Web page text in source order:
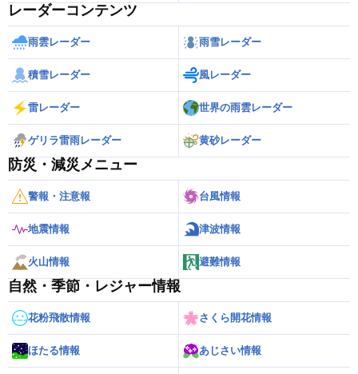
レーダーコンテンツ
雨雲レーダー 雨雪レーダー
積雪レーダー 風レーダー
雷レーダー 世界の雨雲レーダー
ゲリラ雷雨レーダー 黄砂レーダー
防災・減災メニュー
警報・注意報 台風情報
地震情報 津波情報
火山情報 避難情報
自然・季節・レジャー情報
花粉飛散情報 さくら開花情報
ほたる情報 あじさい情報